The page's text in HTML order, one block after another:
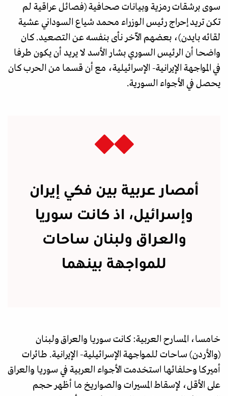
سوى برشقات رمزية وبيانات صحافية (فصائل عراقية لم
تكن تريد إحراج رئيس الوزراء محمد شياع السوداني عشية
لقائه بايدن)، بعضهم الآخر نأى بنفسه عن التصعيد. كان
واضحا أن الرئيس السوري بشار الأسد لا يريد أن يكون طرفا
في المواجهة الإيرانية- الإسرائيلية، مع أن قسما من الحرب كان
يحصل في الأجواء السورية.
أمصار عربية بين فكي إيران
وإسرائيل، اذ كانت سوريا
والعراق ولبنان ساحات
للمواجهة بينهما
خامسا، المسارح العربية: كانت سوريا والعراق ولبنان
(والأردن) ساحات للمواجهة الإسرائيلية- الإيرانية. طائرات
أميركا وحلفائها استخدمت الأجواء العربية في سوريا والعراق
على الأقل، لإسقاط المسيرات والصواريخ ما أظهر حجم